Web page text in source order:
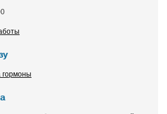
гормоны